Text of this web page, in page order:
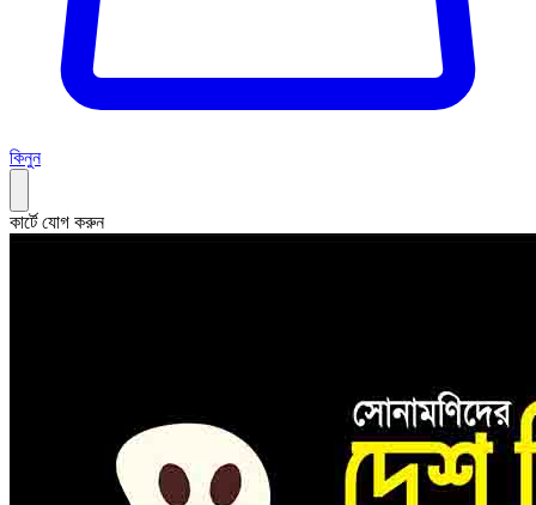
কিনুন
কার্টে যোগ করুন